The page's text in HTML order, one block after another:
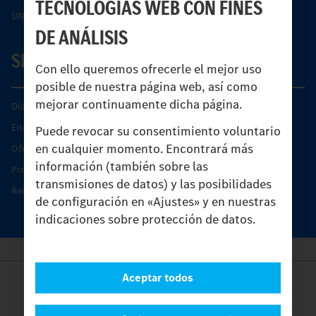
TECNOLOGÍAS WEB CON FINES
DE ANÁLISIS
Con ello queremos ofrecerle el mejor uso
posible de nuestra página web, así como
mejorar continuamente dicha página.
Puede revocar su consentimiento voluntario
en cualquier momento. Encontrará más
información (también sobre las
transmisiones de datos) y las posibilidades
de configuración en «Ajustes» y en nuestras
indicaciones sobre protección de datos.
Aceptar todos
UNI-TOUCH®
SERVICIO
Días de Servicio del Unimog
Encontrar un socio
Oferta de servicio del Unimog
Productos de piezas y servicio
Recambios originales
Provider